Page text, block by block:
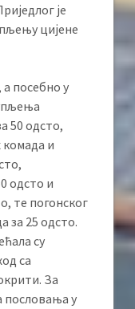
је
цијене
посебно у
50 одсто,
комада и
одсто и
те погонског
за 25 одсто.
су
са
За
пословања у